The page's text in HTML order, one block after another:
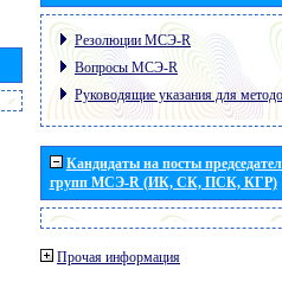
Резолюции МСЭ-R
Вопросы МСЭ-R
Руководящие указания для
Кандидаты на посты
групп МСЭ-R (ИК, СК, ПСК, КГР)
Прочая информация